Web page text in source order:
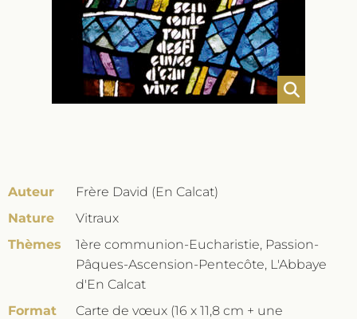
Auteur
Frère David (En Calcat)
Nature
Vitraux
Thèmes
1ère communion-Eucharistie, Passion-
Pâques-Ascension-Pentecôte, L'Abbaye
d'En Calcat
Format
Carte de vœux (16 x 11,8 cm + une